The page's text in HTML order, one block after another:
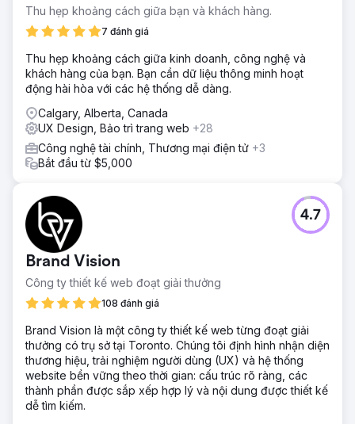
Đã xem xét các ý tưởng tổng thể cho những gì tôi đang
tìm kiếm. Người chủ đã hướng dẫn tôi một số ý tưởng và
đó anh ấy đã tạo ra một phiên bản thô của trang web. Tôi
đã đưa ra phản hồi về những gì tôi thích và những gì đã
hiệu quả.
Kết quả
Trang web được làm việc thường xuyên và đi vào hoạt
động trong một thời gian ngắn kể từ khi bắt đầu dự án.
Trang web nhận được một số lượt truy cập và nhận được
Thu hẹp khoảng cách giữa bạn và khách hàng.
7 đánh giá
Thu hẹp khoảng cách giữa kinh doanh, công nghệ và
khách hàng của bạn. Bạn cần dữ liệu thông minh hoạt
động hài hòa với các hệ thống dễ dàng.
Calgary, Alberta, Canada
UX Design, Bảo trì trang web +28
Công nghệ tài chính, Thương mại điện tử +3
Bắt đầu từ $5,000
Brand Vision
Công ty thiết kế web đoạt giải thưởng
108 đánh giá
4.7
Brand Vision là một công ty thiết kế web từng đoạt giải
thưởng có trụ sở tại Toronto. Chúng tôi định hình nhận diện
thương hiệu, trải nghiệm người dùng (UX) và hệ thống
website bền vững theo thời gian: cấu trúc rõ ràng, các
thành phần được sắp xếp hợp lý và nội dung được thiết kế
dễ tìm kiếm.